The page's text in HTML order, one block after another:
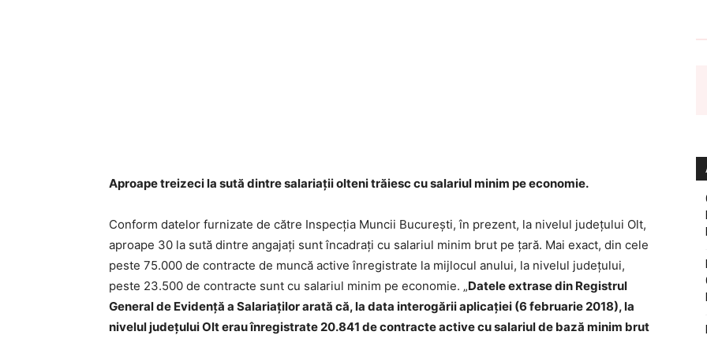
Aproape treizeci la sută dintre salariaţii olteni trăiesc cu salariul minim pe economie.
Conform datelor furnizate de către Inspecţia Muncii Bucureşti, în prezent, la nivelul judeţului Olt,
aproape 30 la sută dintre angajaţi sunt încadraţi cu salariul minim brut pe ţară. Mai exact, din cele
peste 75.000 de contracte de muncă active înregistrate la mijlocul anului, la nivelul judeţului,
peste 23.500 de contracte sunt cu salariul minim pe economie. „Datele extrase din Registrul
General de Evidenţă a Salariaţilor arată că, la data interogării aplicaţiei (6 februarie 2018), la
nivelul judeţului Olt erau înregistrate 20.841 de contracte active cu salariul de bază minim brut